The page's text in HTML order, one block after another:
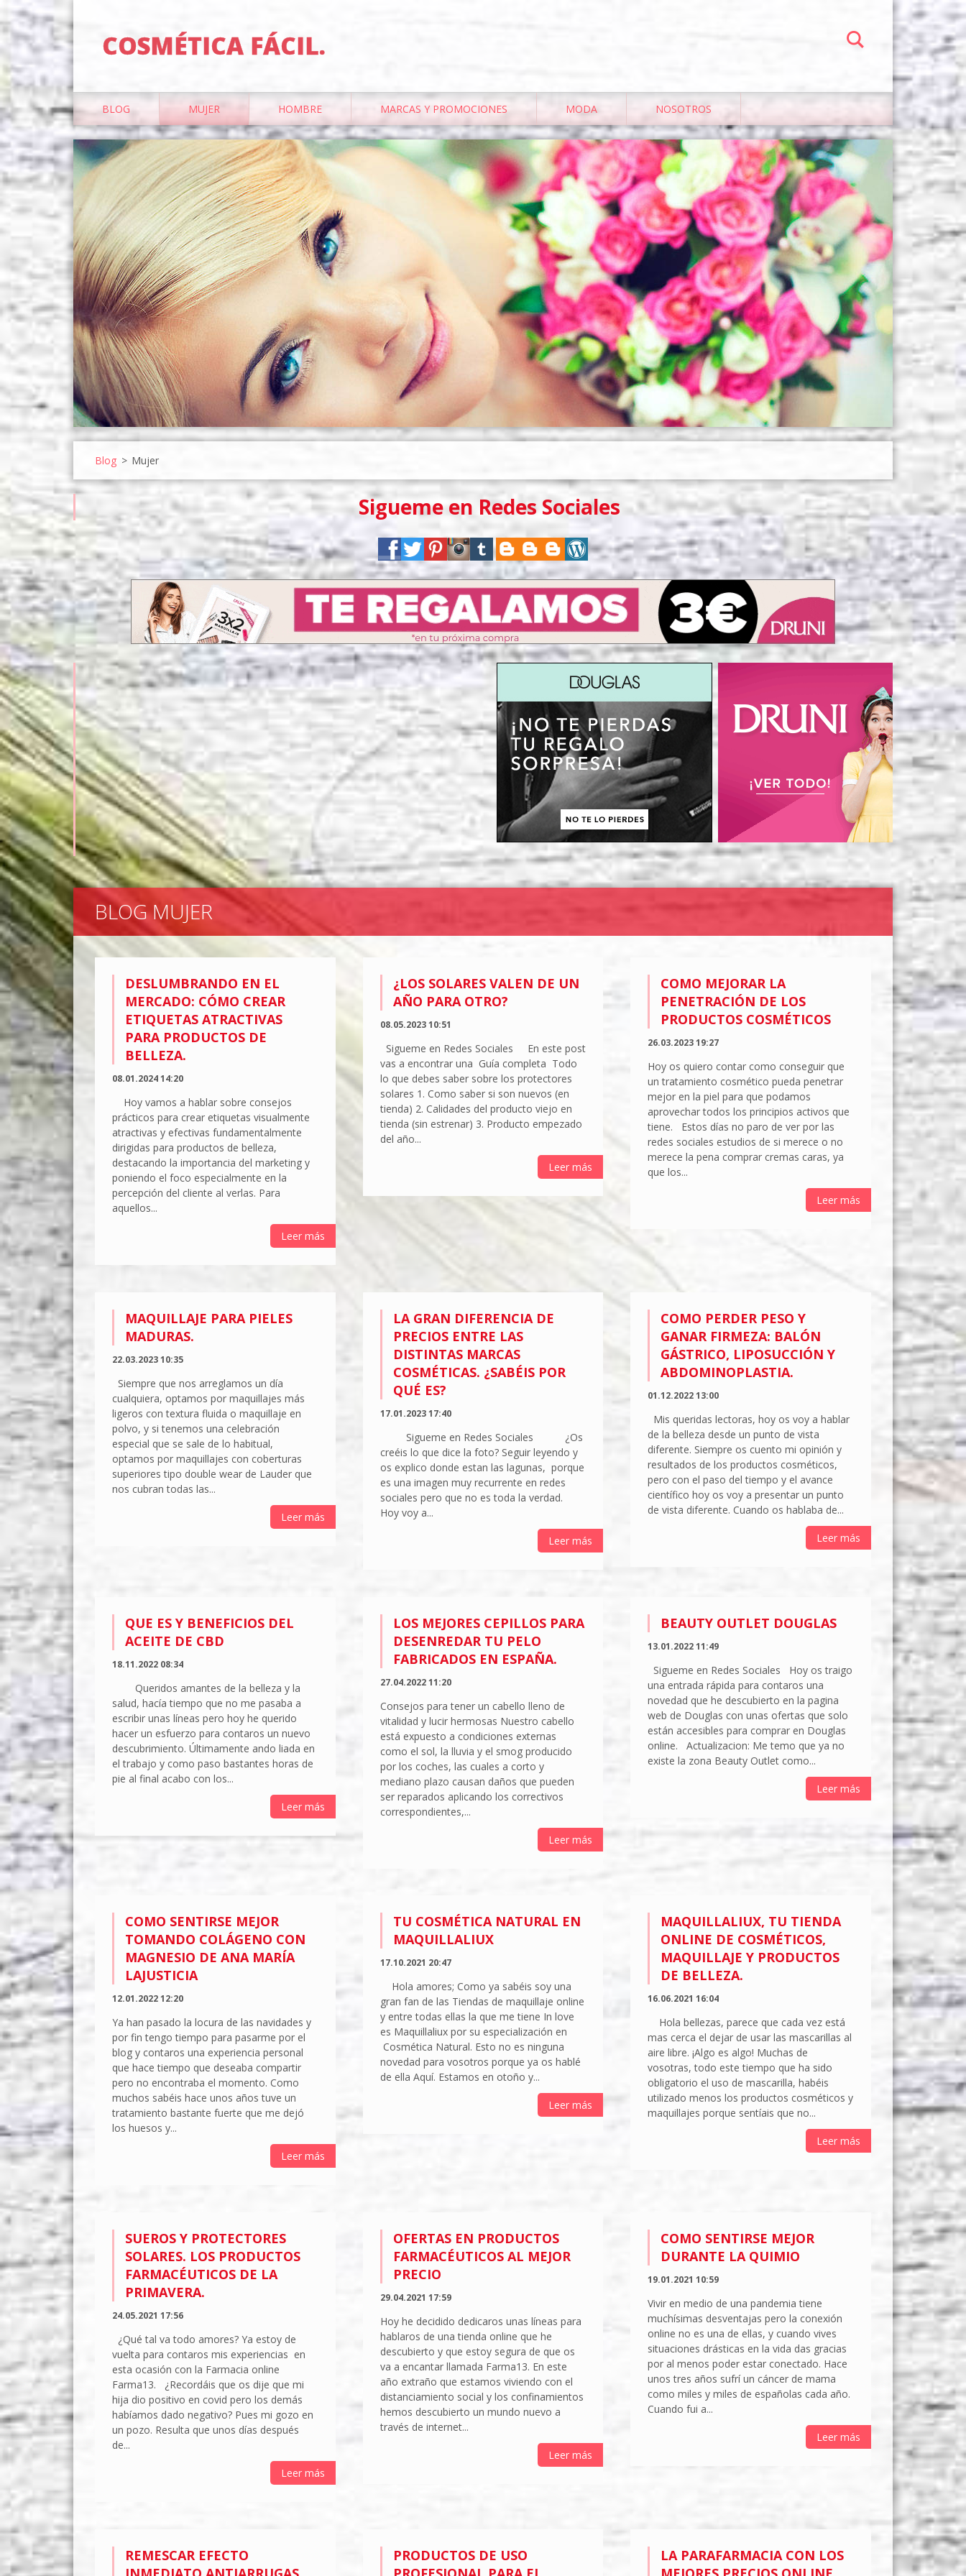
COSMÉTICA FÁCIL.
BLOG MUJER HOMBRE MARCAS Y PROMOCIONES MODA NOSOTROS
Blog > Mujer
Sigueme en Redes Sociales
BLOG MUJER
DESLUMBRANDO EN EL
MERCADO: CÓMO CREAR
ETIQUETAS ATRACTIVAS
PARA PRODUCTOS DE
BELLEZA.
08.01.2024 14:20
Hoy vamos a hablar sobre consejos
prácticos para crear etiquetas visualmente
atractivas y efectivas fundamentalmente
dirigidas para productos de belleza,
destacando la importancia del marketing y
poniendo el foco especialmente en la
percepción del cliente al verlas. Para
aquellos...
Leer más
¿LOS SOLARES VALEN DE UN
AÑO PARA OTRO?
08.05.2023 10:51
Sigueme en Redes Sociales En este post
vas a encontrar una Guía completa Todo
lo que debes saber sobre los protectores
solares 1. Como saber si son nuevos (en
tienda) 2. Calidades del producto viejo en
tienda (sin estrenar) 3. Producto empezado
del año...
Leer más
COMO MEJORAR LA
PENETRACIÓN DE LOS
PRODUCTOS COSMÉTICOS
26.03.2023 19:27
Hoy os quiero contar como conseguir que
un tratamiento cosmético pueda penetrar
mejor en la piel para que podamos
aprovechar todos los principios activos que
tiene. Estos días no paro de ver por las
redes sociales estudios de si merece o no
merece la pena comprar cremas caras, ya
que los...
Leer más
MAQUILLAJE PARA PIELES
MADURAS.
22.03.2023 10:35
Siempre que nos arreglamos un día
cualquiera, optamos por maquillajes más
ligeros con textura fluida o maquillaje en
polvo, y si tenemos una celebración
especial que se sale de lo habitual,
optamos por maquillajes con coberturas
superiores tipo double wear de Lauder que
nos cubran todas las...
Leer más
LA GRAN DIFERENCIA DE
PRECIOS ENTRE LAS
DISTINTAS MARCAS
COSMÉTICAS. ¿SABÉIS POR
QUÉ ES?
17.01.2023 17:40
Sigueme en Redes Sociales ¿Os
creéis lo que dice la foto? Seguir leyendo y
os explico donde estan las lagunas, porque
es una imagen muy recurrente en redes
sociales pero que no es toda la verdad.
Hoy voy a...
Leer más
COMO PERDER PESO Y
GANAR FIRMEZA: BALÓN
GÁSTRICO, LIPOSUCCIÓN Y
ABDOMINOPLASTIA.
01.12.2022 13:00
Mis queridas lectoras, hoy os voy a hablar
de la belleza desde un punto de vista
diferente. Siempre os cuento mi opinión y
resultados de los productos cosméticos,
pero con el paso del tiempo y el avance
científico hoy os voy a presentar un punto
de vista diferente. Cuando os hablaba de...
Leer más
QUE ES Y BENEFICIOS DEL
ACEITE DE CBD
18.11.2022 08:34
Queridos amantes de la belleza y la
salud, hacía tiempo que no me pasaba a
escribir unas líneas pero hoy he querido
hacer un esfuerzo para contaros un nuevo
descubrimiento. Últimamente ando liada en
el trabajo y como paso bastantes horas de
pie al final acabo con los...
Leer más
LOS MEJORES CEPILLOS PARA
DESENREDAR TU PELO
FABRICADOS EN ESPAÑA.
27.04.2022 11:20
Consejos para tener un cabello lleno de
vitalidad y lucir hermosas Nuestro cabello
está expuesto a condiciones externas
como el sol, la lluvia y el smog producido
por los coches, las cuales a corto y
mediano plazo causan daños que pueden
ser reparados aplicando los correctivos
correspondientes,...
Leer más
BEAUTY OUTLET DOUGLAS
13.01.2022 11:49
Sigueme en Redes Sociales Hoy os traigo
una entrada rápida para contaros una
novedad que he descubierto en la pagina
web de Douglas con unas ofertas que solo
están accesibles para comprar en Douglas
online. Actualizacion: Me temo que ya no
existe la zona Beauty Outlet como...
Leer más
COMO SENTIRSE MEJOR
TOMANDO COLÁGENO CON
MAGNESIO DE ANA MARÍA
LAJUSTICIA
12.01.2022 12:20
Ya han pasado la locura de las navidades y
por fin tengo tiempo para pasarme por el
blog y contaros una experiencia personal
que hace tiempo que deseaba compartir
pero no encontraba el momento. Como
muchos sabéis hace unos años tuve un
tratamiento bastante fuerte que me dejó
los huesos y...
Leer más
TU COSMÉTICA NATURAL EN
MAQUILLALIUX
17.10.2021 20:47
Hola amores; Como ya sabéis soy una
gran fan de las Tiendas de maquillaje online
y entre todas ellas la que me tiene In love
es Maquillaliux por su especialización en
Cosmética Natural. Esto no es ninguna
novedad para vosotros porque ya os hablé
de ella Aquí. Estamos en otoño y...
Leer más
MAQUILLALIUX, TU TIENDA
ONLINE DE COSMÉTICOS,
MAQUILLAJE Y PRODUCTOS
DE BELLEZA.
16.06.2021 16:04
Hola bellezas, parece que cada vez está
mas cerca el dejar de usar las mascarillas al
aire libre. ¡Algo es algo! Muchas de
vosotras, todo este tiempo que ha sido
obligatorio el uso de mascarilla, habéis
utilizado menos los productos cosméticos y
maquillajes porque sentíais que no...
Leer más
SUEROS Y PROTECTORES
SOLARES. LOS PRODUCTOS
FARMACÉUTICOS DE LA
PRIMAVERA.
24.05.2021 17:56
¿Qué tal va todo amores? Ya estoy de
vuelta para contaros mis experiencias en
esta ocasión con la Farmacia online
Farma13. ¿Recordáis que os dije que mi
hija dio positivo en covid pero los demás
habíamos dado negativo? Pues mi gozo en
un pozo. Resulta que unos días después
de...
Leer más
OFERTAS EN PRODUCTOS
FARMACÉUTICOS AL MEJOR
PRECIO
29.04.2021 17:59
Hoy he decidido dedicaros unas líneas para
hablaros de una tienda online que he
descubierto y que estoy segura de que os
va a encantar llamada Farma13. En este
año extraño que estamos viviendo con el
distanciamiento social y los confinamientos
hemos descubierto un mundo nuevo a
través de internet...
Leer más
COMO SENTIRSE MEJOR
DURANTE LA QUIMIO
19.01.2021 10:59
Vivir en medio de una pandemia tiene
muchísimas desventajas pero la conexión
online no es una de ellas, y cuando vives
situaciones drásticas en la vida das gracias
por al menos poder estar conectado. Hace
unos tres años sufrí un cáncer de mama
como miles y miles de españolas cada año.
Cuando fui a...
Leer más
REMESCAR EFECTO
PRODUCTOS DE USO
LA PARAFARMACIA CON LOS